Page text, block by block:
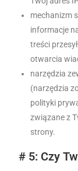
mechanizm
informacje
treści
otwarcia
narzędzia
(narzędzia
polityki
związane z
strony.
# 5: Czy